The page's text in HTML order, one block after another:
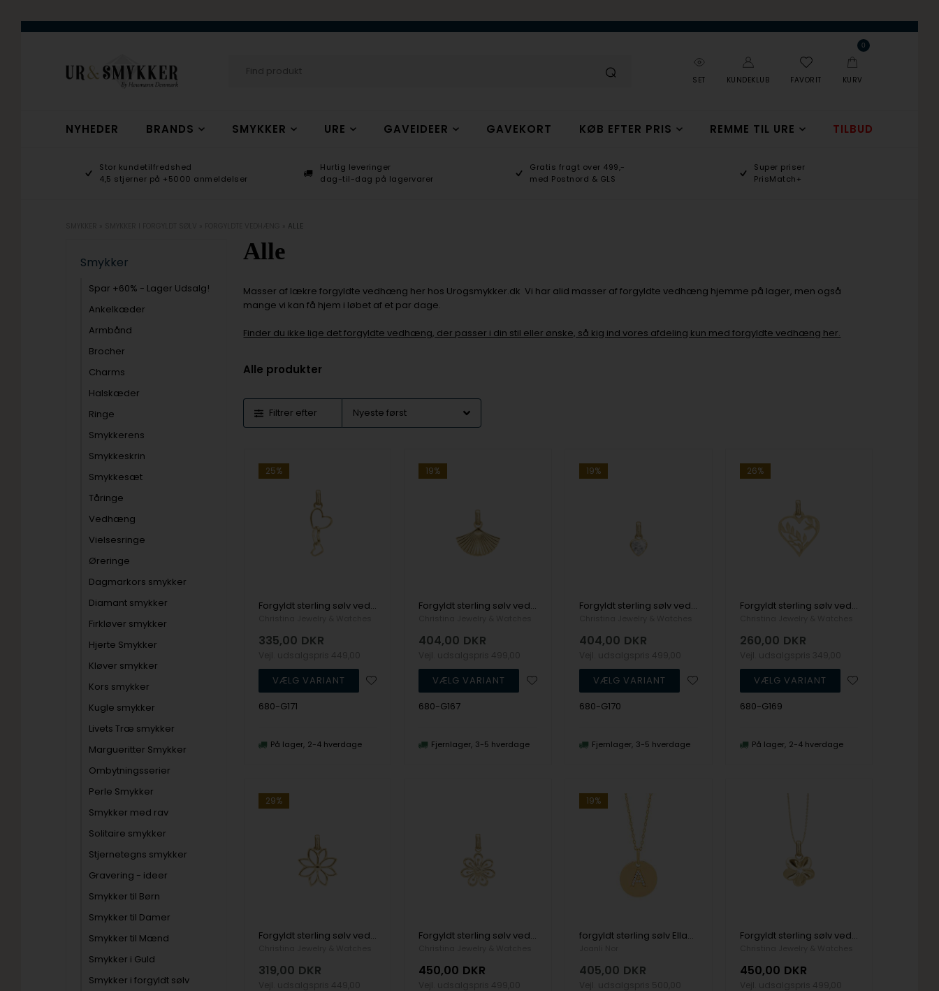
SET KUNDEKLUB FAVORIT
0
KURV
NYHEDER BRANDS SMYKKER URE GAVEIDEER GAVEKORT KØB EFTER PRIS REMME TIL URE TILBUD
Stor kundetilfredshed
4,5 stjerner på +5000 anmeldelser
Hurtig leveringer
dag-til-dag på lagervarer
Gratis fragt over 499,-
med Postnord & GLS
Super priser
PrisMatch+
ALLE
Smykker
Spar +60% - Lager Udsalg!
Ankelkæder
Armbånd
Brocher
Charms
Halskæder
Ringe
Smykkerens
Smykkeskrin
Smykkesæt
Tåringe
Vedhæng
Vielsesringe
Øreringe
Dagmarkors smykker
Diamant smykker
Firkløver smykker
Hjerte Smykker
Kløver smykker
Kors smykker
Kugle smykker
Livets Træ smykker
Margueritter Smykker
Ombytningsserier
Perle Smykker
Smykker med rav
Solitaire smykker
Stjernetegns smykker
Gravering - ideer
Smykker til Børn
Smykker til Damer
Smykker til Mænd
Smykker i Guld
Smykker i forgyldt sølv
Alle
Masser af lækre forgyldte vedhæng her hos Urogsmykker.dk Vi har alid masser af forgyldte vedhæng hjemme på lager, men også
mange vi kan få hjem i løbet af et par dage.
Finder du ikke lige det forgyldte vedhæng, der passer i din stil eller ønske, så kig ind vores afdeling kun med forgyldte vedhæng her.
Alle produkter
Filtrer efter
25%
Forgyldt sterling sølv vedhæng og halskæde, Dancing Love fra Christina Jewelry
335,00 DKR
680-G171
På lager 2-4 hverdage
19%
Forgyldt sterling sølv vedhæng og halskæde, Fan fra Christina Jewelry
404,00 DKR
680-G167
Fjernlager 3-5 hverdage
19%
Forgyldt sterling sølv vedhæng og halskæde, Sparkling Love fra Christina Jewelry
404,00 DKR
680-G170
Fjernlager 3-5 hverdage
26%
Forgyldt sterling sølv vedhæng og halskæde, Nature Love fra Christina Jewelry
260,00 DKR
680-G169
På lager 2-4 hverdage
29%
Forgyldt sterling sølv vedhæng og halskæde, Simple Flower fra Christina Jewelry
319,00 DKR
Forgyldt sterling sølv vedhæng og halskæde, Flower Heaven fra Christina Jewelry
450,00 DKR
19%
forgyldt sterling sølv EllaNor Vedhæng med kæde med blank overflade fra Joanli Nor
405,00 DKR
Forgyldt sterling sølv vedhæng og halskæde, Flower Bouquette fra Christina Jewelry
450,00 DKR